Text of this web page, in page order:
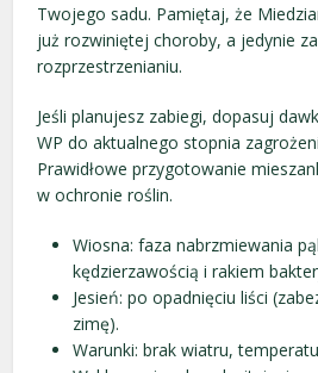
Twojego sadu. Pamiętaj, że
już rozwiniętej choroby, a jedynie
rozprzestrzenianiu.
Jeśli planujesz zabiegi, dopasuj
WP do aktualnego stopnia
Prawidłowe przygotowanie
w ochronie roślin.
Wiosna: faza nabrzmiewania
kędzierzawością i rakiem
Jesień: po opadnięciu liści
zimę).
Warunki: brak wiatru,